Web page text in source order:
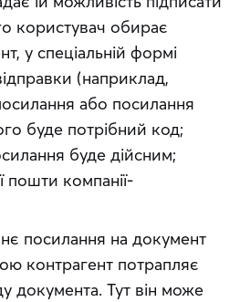
користувач обирає
у спеціальній формі
(наприклад,
або посилання
буде потрібний код;
буде дійсним;
пошти компанії-
посилання на документ
контрагент потрапляє
документа. Тут він може